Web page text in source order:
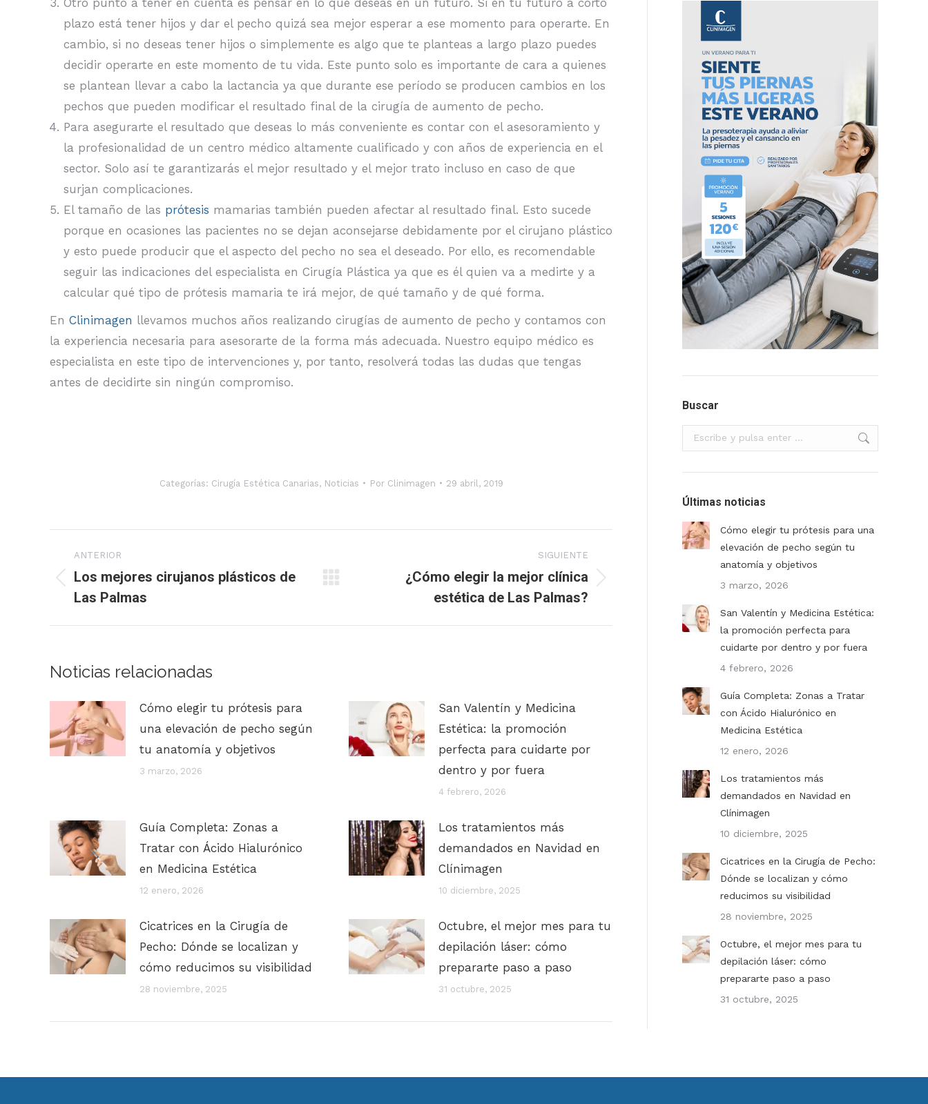
plazo está tener hijos y dar el pecho quizá sea mejor esperar a ese momento para operarte. En
cambio, si no deseas tener hijos o simplemente es algo que te planteas a largo plazo puedes
decidir operarte en este momento de tu vida. Este punto solo es importante de cara a quienes
se plantean llevar a cabo la lactancia ya que durante ese período se producen cambios en los
pechos que pueden modificar el resultado final de la cirugía de aumento de pecho.
Para asegurarte el resultado que deseas lo más conveniente es contar con el asesoramiento y
la profesionalidad de un centro médico altamente cualificado y con años de experiencia en el
sector. Solo así te garantizarás el mejor resultado y el mejor trato incluso en caso de que
surjan complicaciones.
El tamaño de las prótesis mamarias también pueden afectar al resultado final. Esto sucede
porque en ocasiones las pacientes no se dejan aconsejarse debidamente por el cirujano plástico
y esto puede producir que el aspecto del pecho no sea el deseado. Por ello, es recomendable
seguir las indicaciones del especialista en Cirugía Plástica ya que es él quien va a medirte y a
calcular qué tipo de prótesis mamaria te irá mejor, de qué tamaño y de qué forma.
En Clinimagen llevamos muchos años realizando cirugías de aumento de pecho y contamos con
la experiencia necesaria para asesorarte de la forma más adecuada. Nuestro equipo médico es
especialista en este tipo de intervenciones y, por tanto, resolverá todas las dudas que tengas
antes de decidirte sin ningún compromiso.
Categorías: Cirugía Estética Canarias, Noticias Por Clinimagen 29 abril, 2019
entre
publicaciones
ANTERIOR
Publicación
Los mejores cirujanos plásticos de
Las Palmas
SIGUIENTE
Publicación
¿Cómo elegir la mejor clínica
estética de Las Palmas?
Noticias relacionadas
Cómo elegir tu prótesis para
una elevación de pecho según
tu anatomía y objetivos
3 marzo, 2026
San Valentín y Medicina
Estética: la promoción
perfecta para cuidarte por
dentro y por fuera
4 febrero, 2026
Guía Completa: Zonas a
Tratar con Ácido Hialurónico
en Medicina Estética
12 enero, 2026
Los tratamientos más
demandados en Navidad en
Clínimagen
10 diciembre, 2025
Cicatrices en la Cirugía de
Pecho: Dónde se localizan y
cómo reducimos su visibilidad
28 noviembre, 2025
Octubre, el mejor mes para tu
depilación láser: cómo
prepararte paso a paso
31 octubre, 2025
Buscar
Buscar:
Últimas noticias
Cómo elegir tu prótesis para una
elevación de pecho según tu
anatomía y objetivos
3 marzo, 2026
San Valentín y Medicina Estética:
la promoción perfecta para
cuidarte por dentro y por fuera
4 febrero, 2026
Guía Completa: Zonas a Tratar
con Ácido Hialurónico en
Medicina Estética
12 enero, 2026
Los tratamientos más
demandados en Navidad en
Clínimagen
10 diciembre, 2025
Cicatrices en la Cirugía de Pecho:
Dónde se localizan y cómo
reducimos su visibilidad
28 noviembre, 2025
Octubre, el mejor mes para tu
depilación láser: cómo
prepararte paso a paso
31 octubre, 2025